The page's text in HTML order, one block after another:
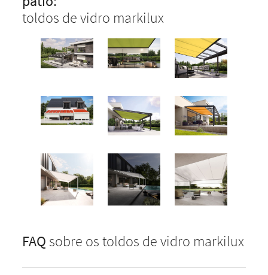
toldos de vidro markilux
FAQ sobre os toldos de vidro markilux